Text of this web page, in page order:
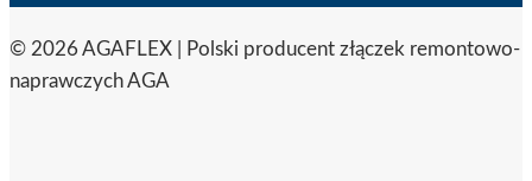
© 2026 AGAFLEX | Polski producent złączek remontowo-
naprawczych AGA